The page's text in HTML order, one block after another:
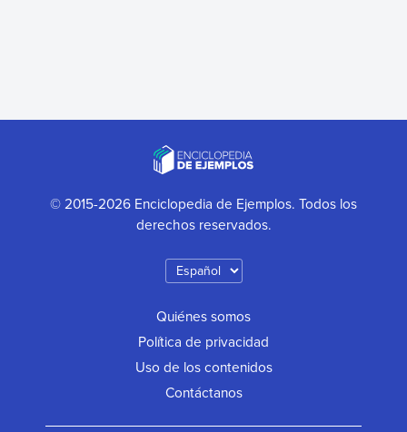
© 2015-2026 Enciclopedia de Ejemplos. Todos los
derechos reservados.
Quiénes somos
Política de privacidad
Uso de los contenidos
Contáctanos